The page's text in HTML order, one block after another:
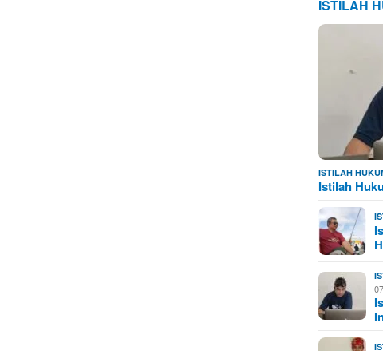
ISTILAH
ISTILAH
Istilah